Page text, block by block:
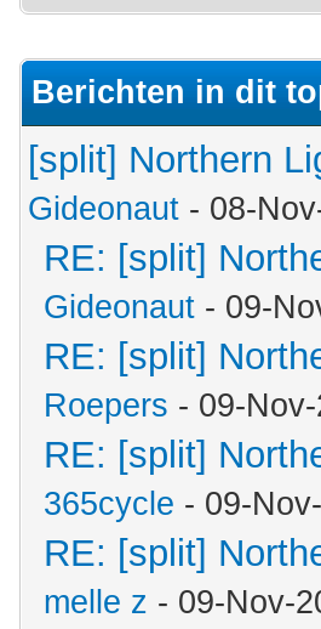
Berichten in dit
[split] Northern
Gideonaut - 08-
RE: [split]
Gideonaut - 09-
RE: [split]
Roepers - 09-
RE: [split]
365cycle - 09-
RE: [split]
melle z - 09-Nov-